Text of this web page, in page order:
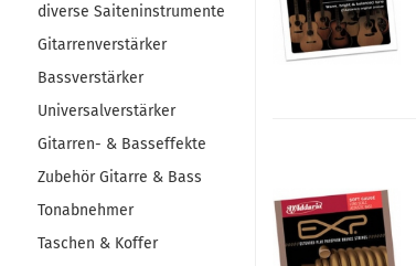
diverse Saiteninstrumente
Gitarrenverstärker
Bassverstärker
Universalverstärker
Gitarren- & Basseffekte
Zubehör Gitarre & Bass
Tonabnehmer
Taschen & Koffer